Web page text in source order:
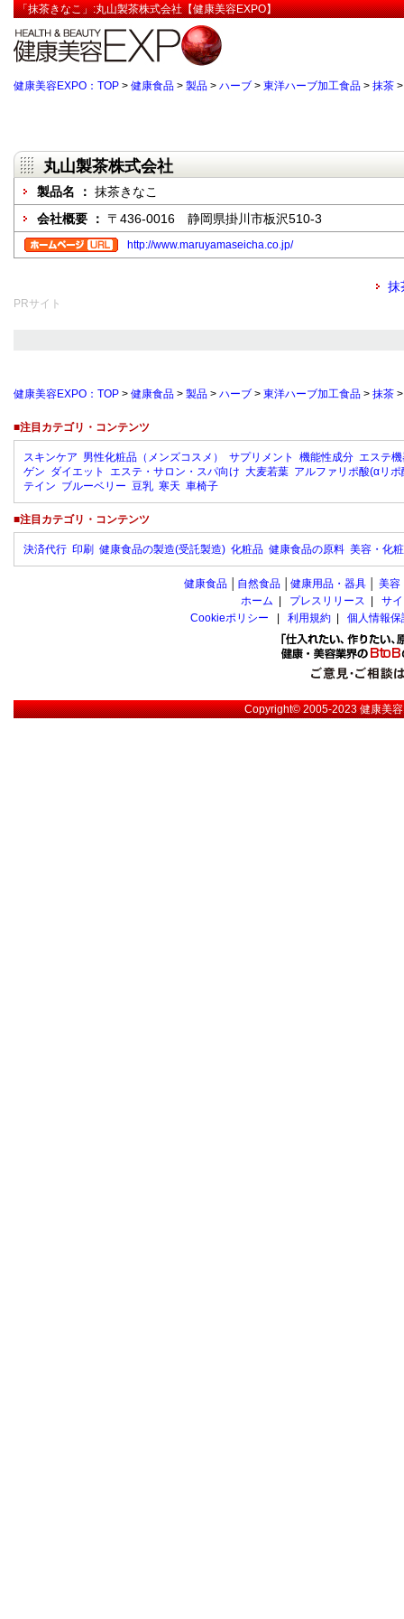
「抹茶きなこ」:丸山製茶株式会社【健康美容EXPO】
健康美容EXPO：TOP > 健康食品 > 製品 > ハーブ > 東洋ハーブ加工食品 > 抹茶
丸山製茶株式会社
製品名 ： 抹茶きなこ
会社概要 ： 〒436-0016 静岡県掛川市板沢510-3
http://www.maruyamaseicha.co.jp/
抹
PRサイト
健康美容EXPO：TOP > 健康食品 > 製品 > ハーブ > 東洋ハーブ加工食品 > 抹茶
■注目カテゴリ・コンテンツ
スキンケア 男性化粧品（メンズコスメ） サプリメント 機能性成分 エステ
ゲン ダイエット エステ・サロン・スパ向け 大麦若葉 アルファリポ酸(αリポ
テイン ブルーベリー 豆乳 寒天 車椅子
■注目カテゴリ・コンテンツ
決済代行 印刷 健康食品の製造(受託製造) 化粧品 健康食品の原料 美容・化
健康食品 自然食品 健康用品・器具 美容
ホーム
プレスリリース
サ
Cookieポリシー
利用規約 個人情報
Copyright© 2005-2023健康美